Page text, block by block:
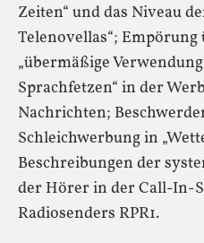
Zeiten“ und das Niveau
Telenovellas“;
„übermäßige
Sprachfetzen“ in der
Nachrichten;
Schleichwerbung in
Beschreibungen der
der Hörer in der Call-In-
Radiosenders RPR1.